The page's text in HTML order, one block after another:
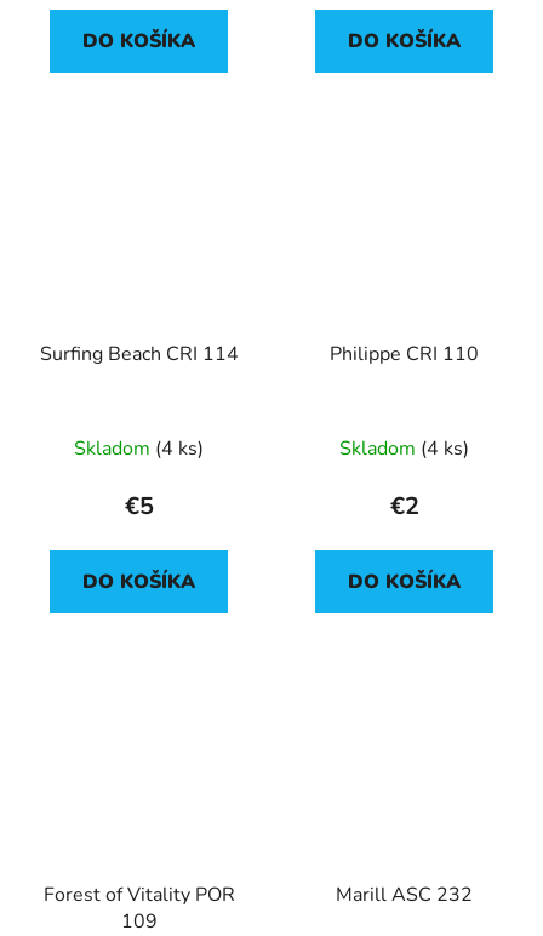
DO KOŠÍKA DO KOŠÍKA
Surfing Beach CRI 114
Skladom (4 ks)
€5
DO KOŠÍKA
Philippe CRI 110
Skladom (4 ks)
€2
DO KOŠÍKA
Forest of Vitality POR
109
Marill ASC 232